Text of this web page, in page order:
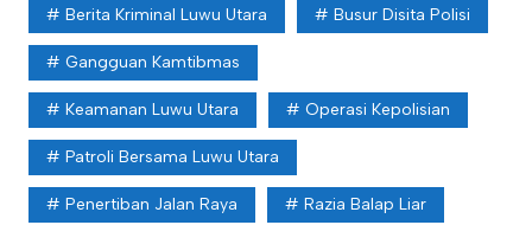
Berita Kriminal Luwu Utara Busur Disita Polisi
Gangguan Kamtibmas
Keamanan Luwu Utara Operasi Kepolisian
Patroli Bersama Luwu Utara
Penertiban Jalan Raya Razia Balap Liar